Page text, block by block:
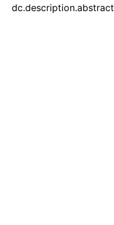
dc.description.abstract